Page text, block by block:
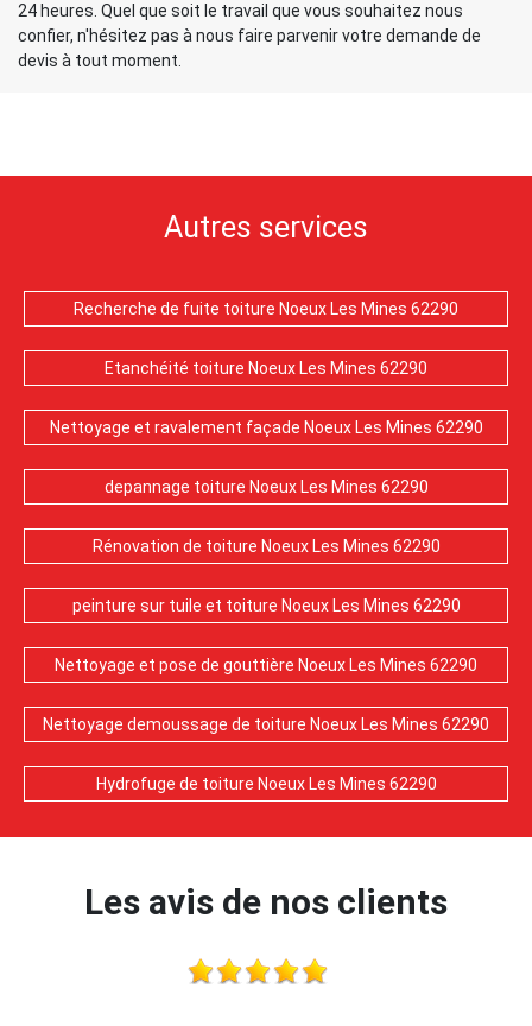
24 heures. Quel que soit le travail que vous souhaitez nous
confier, n'hésitez pas à nous faire parvenir votre demande de
devis à tout moment.
Autres services
Recherche de fuite toiture Noeux Les Mines 62290
Etanchéité toiture Noeux Les Mines 62290
Nettoyage et ravalement façade Noeux Les Mines 62290
depannage toiture Noeux Les Mines 62290
Rénovation de toiture Noeux Les Mines 62290
peinture sur tuile et toiture Noeux Les Mines 62290
Nettoyage et pose de gouttière Noeux Les Mines 62290
Nettoyage demoussage de toiture Noeux Les Mines 62290
Hydrofuge de toiture Noeux Les Mines 62290
Les avis de nos clients